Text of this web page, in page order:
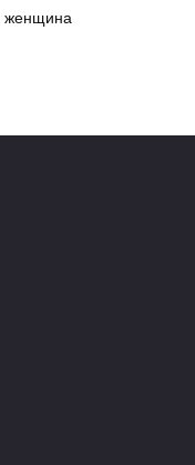
женщина